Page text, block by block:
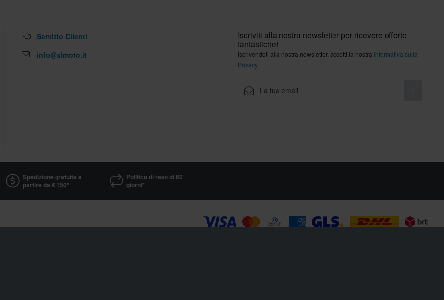
Servizio Clienti
info@xlmoto.it
Iscriviti alla nostra newsletter per ricevere offerte
fantastiche!
Iscrivendoti alla nostra newsletter, accetti la nostra Informativa sulla
Privacy
Spedizione gratuita a
partire da € 150*
Politica di reso di 60
giorni*